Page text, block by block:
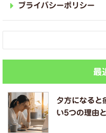
プライバシーポリシー
最
夕方になると
い5つの理由